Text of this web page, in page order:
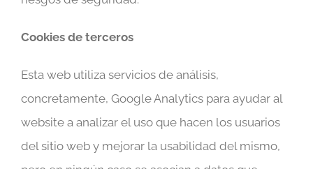
Cookies de terceros
Esta web utiliza servicios de análisis,
concretamente, Google Analytics para ayudar al
website a analizar el uso que hacen los usuarios
del sitio web y mejorar la usabilidad del mismo,